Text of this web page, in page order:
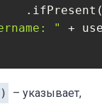
"
+
– указывает,